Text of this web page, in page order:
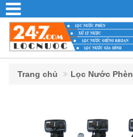
Trang chủ Lọc Nước Phèn